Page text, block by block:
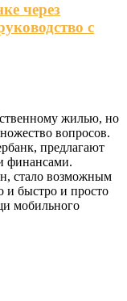
через
с
жилью, но
вопросов.
предлагают
финансами.
стало возможным
и быстро и просто
мобильного